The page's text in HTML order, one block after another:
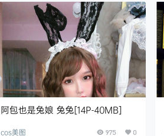
阿包也是兔娘 兔兔[14P-40MB]
cos美图 975 0